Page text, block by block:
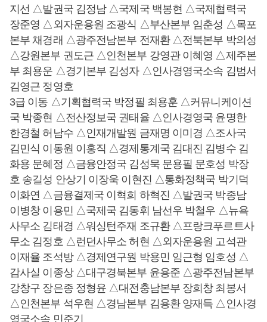
지선 △발권국 김정남 △국제국 백봉현 △국제협력국
장준영 △외자운용원 조광식 △부산본부 임춘성 △목포
본부 채경래 △광주전남본부 전재환 △전북본부 박의성
△강원본부 권도근 △인천본부 강영관 이혜영 △제주본
부 최용운 △경기본부 김성자 △인사경영국소속 김범서
김영근 정영호
3급 이동 △기획협력국 박정필 최용훈 △커뮤니케이션
국 박종현 △전산정보국 권태율 △인사경영국 윤명한
한경철 허남수 △인재개발원 금재명 이미경 △조사국
김민식 이동원 이홍직 △경제통계국 김대진 김병수 김
화용 문혜정 △금융안정국 김성묵 문용필 문호성 박장
호 송길성 안상기 이장욱 이현진 △통화정책국 박기덕
이화연 △금융결제국 이혁희 하혁진 △발권국 박종남
이병창 이용민 △국제국 김동휘 남선우 박철우 △뉴욕
사무소 김태경 △워싱턴주재 조규환 △프랑크푸르트사
무소 김정호 △런던사무소 허현 △외자운용원 고석관
이재율 조석방 △경제연구원 박용민 임근형 임호성 △
감사실 이종상 △대구경북본부 윤용준 △광주전남본부
강창구 장은종 정형윤 △대전충남본부 장희창 최봉서
△인천본부 석우현 △경남본부 김용환 양재득 △인사경
영국소속 민준기